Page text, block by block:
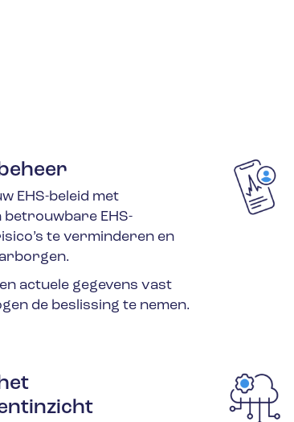
EHS-beleid met
betrouwbare EHS-
te verminderen en
actuele gegevens vast
de beslissing te nemen.